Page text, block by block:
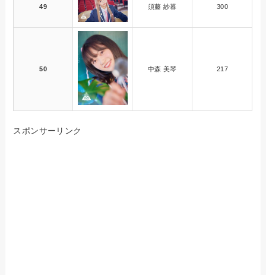
49 須藤 紗暮 300
50 中森 美琴 217
スポンサーリンク